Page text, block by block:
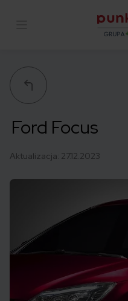
Ford Focus
Aktualizacja: 27.12.2023